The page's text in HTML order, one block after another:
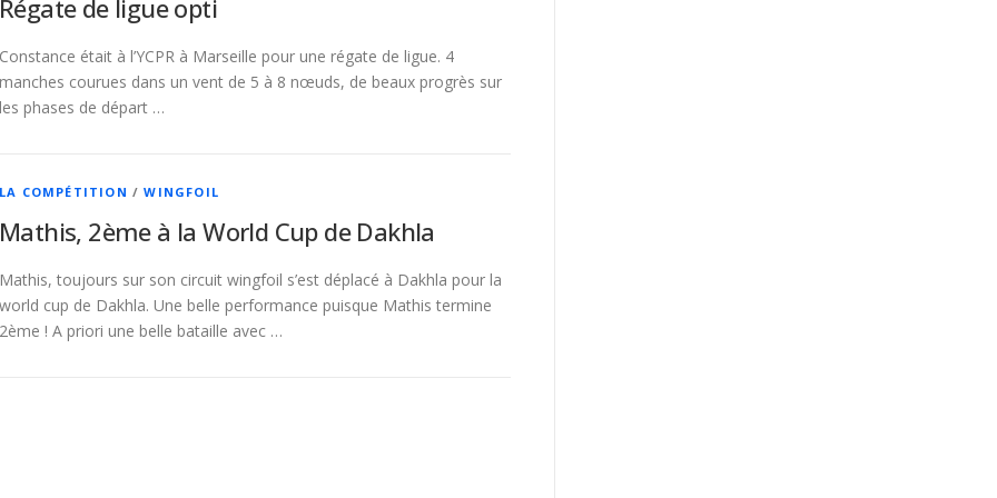
Régate de ligue opti
Constance était à l’YCPR à Marseille pour une régate de ligue. 4
manches courues dans un vent de 5 à 8 nœuds, de beaux progrès sur
les phases de départ …
LA COMPÉTITION /WINGFOIL
Mathis, 2ème à la World Cup de Dakhla
Mathis, toujours sur son circuit wingfoil s’est déplacé à Dakhla pour la
world cup de Dakhla. Une belle performance puisque Mathis termine
2ème ! A priori une belle bataille avec …